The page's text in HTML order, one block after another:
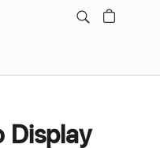
Display